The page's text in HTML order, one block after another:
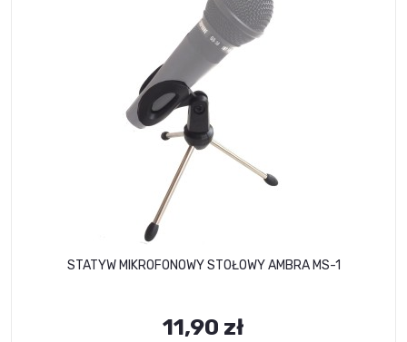
STATYW MIKROFONOWY STOŁOWY AMBRA MS-1
11,90 zł